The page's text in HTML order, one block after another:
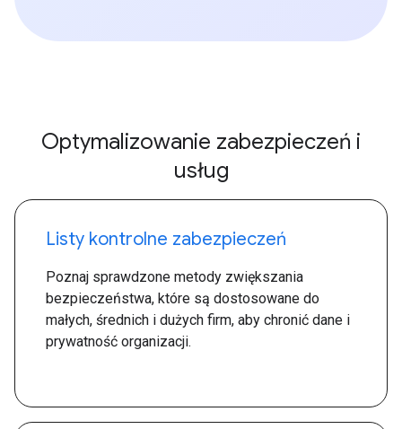
Optymalizowanie zabezpieczeń i
usług
Listy kontrolne zabezpieczeń
Poznaj sprawdzone metody zwiększania
bezpieczeństwa, które są dostosowane do
małych, średnich i dużych firm, aby chronić dane i
prywatność organizacji.